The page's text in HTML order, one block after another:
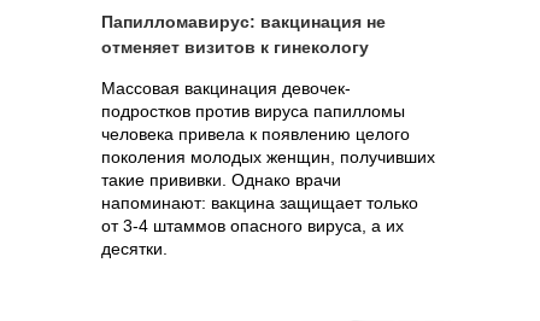
Папилломавирус: вакцинация не
отменяет визитов к гинекологу
Массовая вакцинация девочек-
подростков против вируса папилломы
человека привела к появлению целого
поколения молодых женщин, получивших
такие прививки. Однако врачи
напоминают: вакцина защищает только
от 3-4 штаммов опасного вируса, а их
десятки.